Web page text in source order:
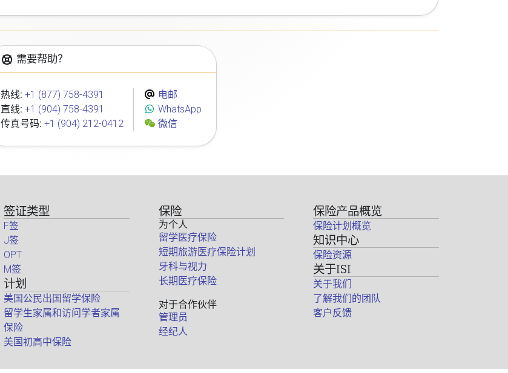
需要帮助？
热线: +1 (877) 758-4391
直线: +1 (904) 758-4391
传真号码: +1 (904) 212-0412
电邮
WhatsApp
微信
签证类型
F签
J签
OPT
M签
计划
美国公民出国留学保险
留学生家属和访问学者家属
保险
美国初高中保险
保险
为个人
留学医疗保险
短期旅游医疗保险计划
牙科与视力
长期医疗保险
对于合作伙伴
管理员
经纪人
保险产品概览
保险计划概览
知识中心
保险资源
关于ISI
关于我们
了解我们的团队
客户反馈